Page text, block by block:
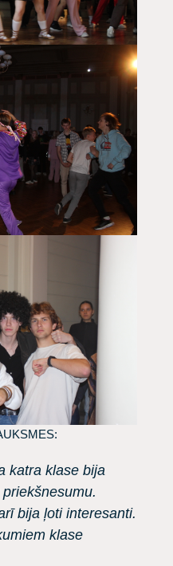
katra klase bija
bija ļoti interesanti.
klase